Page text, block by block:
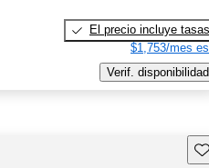
El precio incluye tasas
$1,753/mes
Verif. disponibilidad